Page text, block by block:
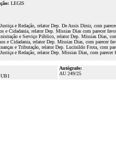
LEGIS
e Redação, relator Dep. De Assis Diniz, com
e Cidadania, relator Dep. Missias Dias com parecer
e Serviço Público, relator Dep. Missias Dias,
e Cidadania, relator Dep. Missias Dias, com parecer
e Tributação, relator Dep. Lucinildo Frota, com
e Redação, relator Dep. Missias Dias, com parecer
Autógrafo:
AU 249/25